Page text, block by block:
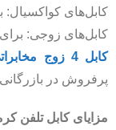
کابل‌های کواکسیال:
کابل‌های زوجی: برای
کابل 4 زوج مخابراتی
پرفروش در
مزایای کابل تلفن